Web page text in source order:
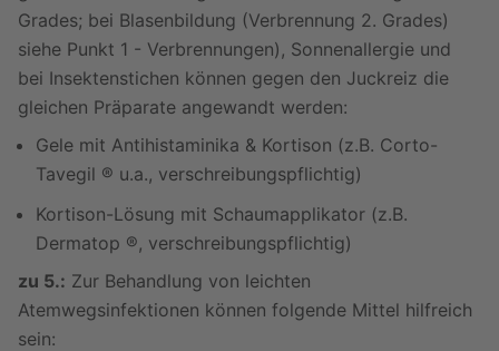
Grades; bei Blasenbildung (Verbrennung 2. Grades)
siehe Punkt 1 - Verbrennungen), Sonnenallergie und
bei Insektenstichen können gegen den Juckreiz die
gleichen Präparate angewandt werden:
Gele mit Antihistaminika & Kortison (z.B. Corto-
Tavegil ® u.a., verschreibungspflichtig)
Kortison-Lösung mit Schaumapplikator (z.B.
Dermatop ®, verschreibungspflichtig)
zu 5.: Zur Behandlung von leichten
Atemwegsinfektionen können folgende Mittel hilfreich
sein: